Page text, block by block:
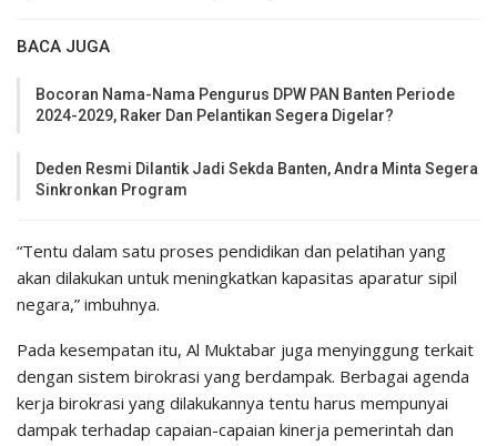
BACA JUGA
Bocoran Nama-Nama Pengurus DPW PAN Banten Periode
2024-2029, Raker Dan Pelantikan Segera Digelar?
Deden Resmi Dilantik Jadi Sekda Banten, Andra Minta Segera
Sinkronkan Program
“Tentu dalam satu proses pendidikan dan pelatihan yang
akan dilakukan untuk meningkatkan kapasitas aparatur sipil
negara,” imbuhnya.
Pada kesempatan itu, Al Muktabar juga menyinggung terkait
dengan sistem birokrasi yang berdampak. Berbagai agenda
kerja birokrasi yang dilakukannya tentu harus mempunyai
dampak terhadap capaian-capaian kinerja pemerintah dan